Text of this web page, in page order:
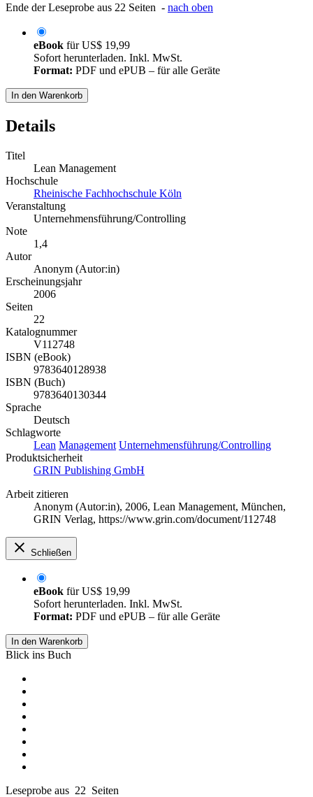
Ende der Leseprobe aus 22 Seiten - nach oben
eBook fürUS$ 19,99
Sofort herunterladen. Inkl. MwSt.
Format: PDF und ePUB – für alle Geräte
In den Warenkorb
Details
Titel
Lean Management
Hochschule
Rheinische Fachhochschule Köln
Veranstaltung
Unternehmensführung/Controlling
Note
1,4
Autor
Anonym (Autor:in)
Erscheinungsjahr
2006
Seiten
22
Katalognummer
V112748
ISBN (eBook)
9783640128938
ISBN (Buch)
9783640130344
Sprache
Deutsch
Schlagworte
Lean Management Unternehmensführung/Controlling
Produktsicherheit
GRIN Publishing GmbH
Arbeit zitieren
Anonym (Autor:in), 2006, Lean Management, München,
GRIN Verlag, https://www.grin.com/document/112748
Schließen
eBook fürUS$ 19,99
Sofort herunterladen. Inkl. MwSt.
Format: PDF und ePUB – für alle Geräte
In den Warenkorb
Blick ins Buch